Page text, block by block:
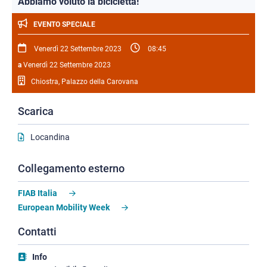
EVENTO SPECIALE
Venerdì 22 Settembre 2023
08:45
a Venerdì 22 Settembre 2023
Chiostra, Palazzo della Carovana
Scarica
Locandina
Collegamento esterno
FIAB Italia
European Mobility Week
Contatti
Info